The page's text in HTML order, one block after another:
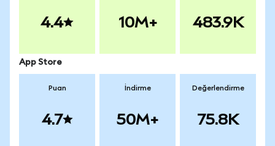
4.4 10M+ 483.9K
App Store
Puan
4.7
İndirme
50M+
Değerlendirme
75.8K